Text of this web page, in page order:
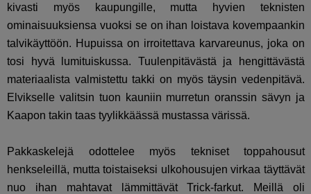
kivasti myös kaupungille, mutta hyvien teknisten
ominaisuuksiensa vuoksi se on ihan loistava kovempaankin
talvikäyttöön. Hupuissa on irroitettava karvareunus, joka on
tosi hyvä lumituiskussa. Tuulenpitävästä ja hengittävästä
materiaalista valmistettu takki on myös täysin vedenpitävä.
Elvikselle valitsin tuon kauniin murretun oranssin sävyn ja
Kaapon takin taas tyylikkäässä mustassa värissä.
Pakkaskelejä odottelee myös tekniset toppahousut
henkseleillä, mutta toistaiseksi ulkohousujen virkaa täyttävät
nuo ihan mahtavat lämmittävät Trick-farkut. Meillä oli